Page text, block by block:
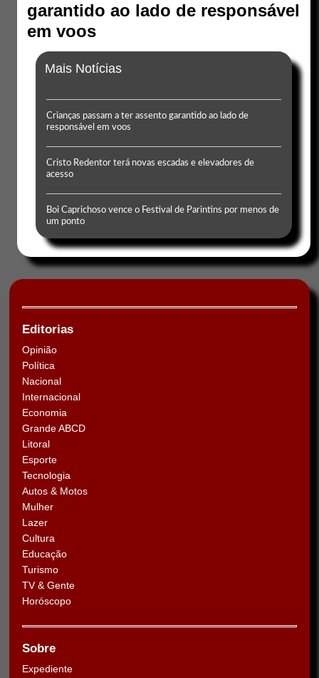
garantido ao lado de responsável
em voos
Mais Notícias
Crianças passam a ter assento garantido ao lado de
responsável em voos
Cristo Redentor terá novas escadas e elevadores de
acesso
Boi Caprichoso vence o Festival de Parintins por menos de
um ponto
Editorias
Opinião
Política
Nacional
Internacional
Economia
Grande ABCD
Litoral
Esporte
Tecnologia
Autos & Motos
Mulher
Lazer
Cultura
Educação
Turismo
TV & Gente
Horóscopo
Sobre
Expediente